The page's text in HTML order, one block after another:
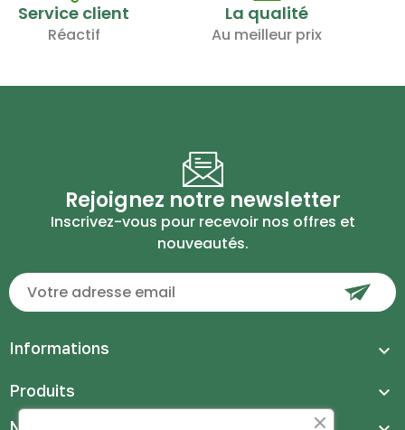
Service client
Réactif
La qualité
Au meilleur prix
Rejoignez notre newsletter
Inscrivez-vous pour recevoir nos offres et
nouveautés.
Informations 
Produits 
Notre Société